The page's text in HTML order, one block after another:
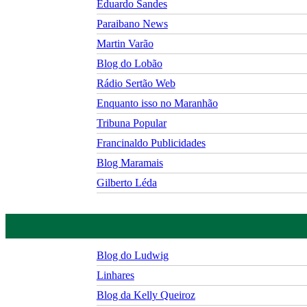
Eduardo Sandes
Paraibano News
Martin Varão
Blog do Lobão
Rádio Sertão Web
Enquanto isso no Maranhão
Tribuna Popular
Francinaldo Publicidades
Blog Maramais
Gilberto Léda
Blog do Ludwig
Linhares
Blog da Kelly Queiroz